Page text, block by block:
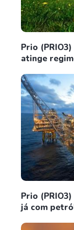
Prio
atinge
Prio
já com